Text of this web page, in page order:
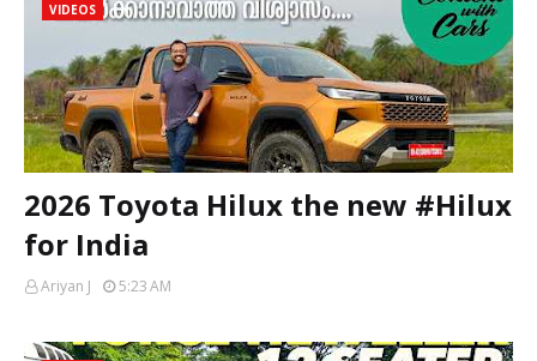
VIDEOS
2026 Toyota Hilux the new #Hilux
for India
Ariyan J 5:23 AM